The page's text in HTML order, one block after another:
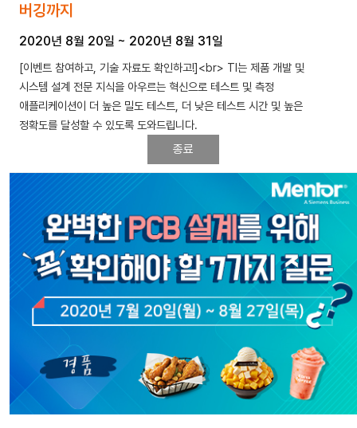
버깅까지
2020년 8월 20일 ~ 2020년 8월 31일
[이벤트 참여하고, 기술 자료도 확인하고!]<br> TI는 제품 개발 및
시스템 설계 전문 지식을 아우르는 혁신으로 테스트 및 측정
애플리케이션이 더 높은 밀도 테스트, 더 낮은 테스트 시간 및 높은
정확도를 달성할 수 있도록 도와드립니다.
종료